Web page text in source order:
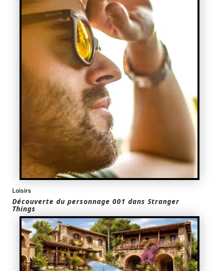
Loisirs
Découverte du personnage 001 dans Stranger
Things